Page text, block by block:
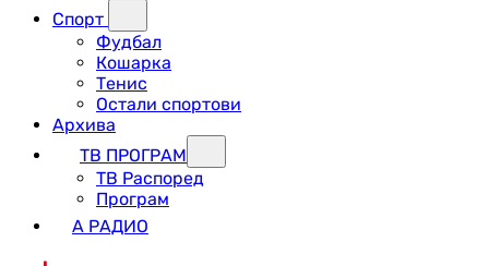
Спорт
Фудбал
Кошарка
Тенис
Остали спортови
Архива
ТВ ПРОГРАМ
ТВ Распоред
Програм
А РАДИО